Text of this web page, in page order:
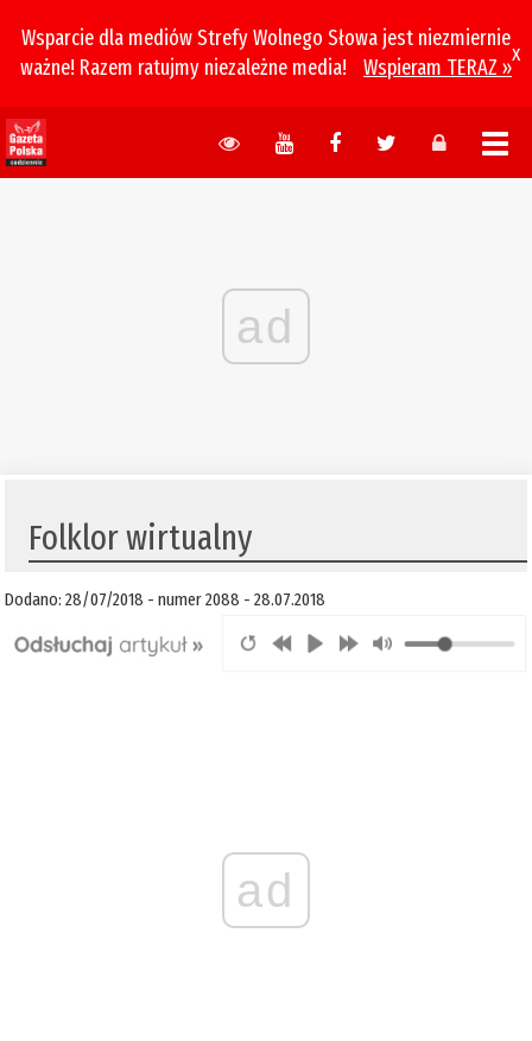
Wsparcie dla mediów Strefy Wolnego Słowa jest niezmiernie
ważne! Razem ratujmy niezależne media!
Wspieram TERAZ »
x
ad
Folklor wirtualny
Dodano: 28/07/2018 - numer 2088 - 28.07.2018
ad